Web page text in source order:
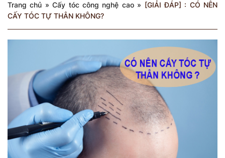
Trang chủ »Cấy tóc công nghệ cao» [GIẢI ĐÁP] : CÓ NÊN
CẤY TÓC TỰ THÂN KHÔNG?